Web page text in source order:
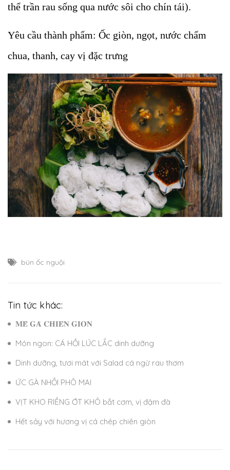
thể trần rau sống qua nước sôi cho chín tái).
Yêu cầu thành phẩm: Ốc giòn, ngọt, nước chấm
chua, thanh, cay vị đặc trưng
bún ốc nguội
Tin tức khác:
𝐌𝐄̂̀ 𝐆𝐀̀ 𝐂𝐇𝐈𝐄̂𝐍 𝐆𝐈𝐎̀𝐍
Món ngon: CÁ HỒI LÚC LẮC dinh dưỡng
Dinh dưỡng, tươi mát với Salad cá ngừ rau thơm
ỨC GÀ NHỒI PHÔ MAI
VỊT KHO RIỀNG ỚT KHÔ bắt cơm, vị đậm đà
Hết sảy với hương vị cá chép chiên giòn